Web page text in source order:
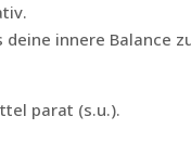
innere Balance
parat (s.u.).